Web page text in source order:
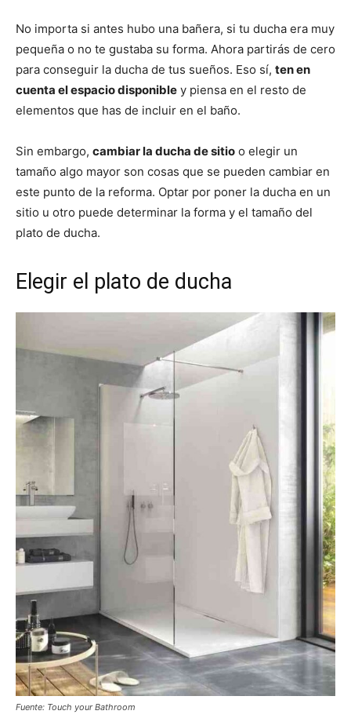
No importa si antes hubo una bañera, si tu ducha era muy
pequeña o no te gustaba su forma. Ahora partirás de cero
para conseguir la ducha de tus sueños. Eso sí, ten en
cuenta el espacio disponible y piensa en el resto de
elementos que has de incluir en el baño.
Sin embargo, cambiar la ducha de sitio o elegir un
tamaño algo mayor son cosas que se pueden cambiar en
este punto de la reforma. Optar por poner la ducha en un
sitio u otro puede determinar la forma y el tamaño del
plato de ducha.
Elegir el plato de ducha
Fuente: Touch your Bathroom